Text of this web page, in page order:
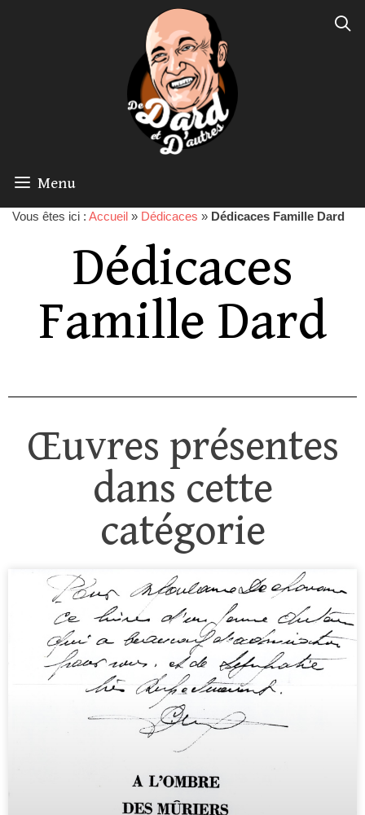
Menu
Vous êtes ici : Accueil » Dédicaces » Dédicaces Famille Dard
Dédicaces
Famille Dard
Œuvres présentes
dans cette
catégorie